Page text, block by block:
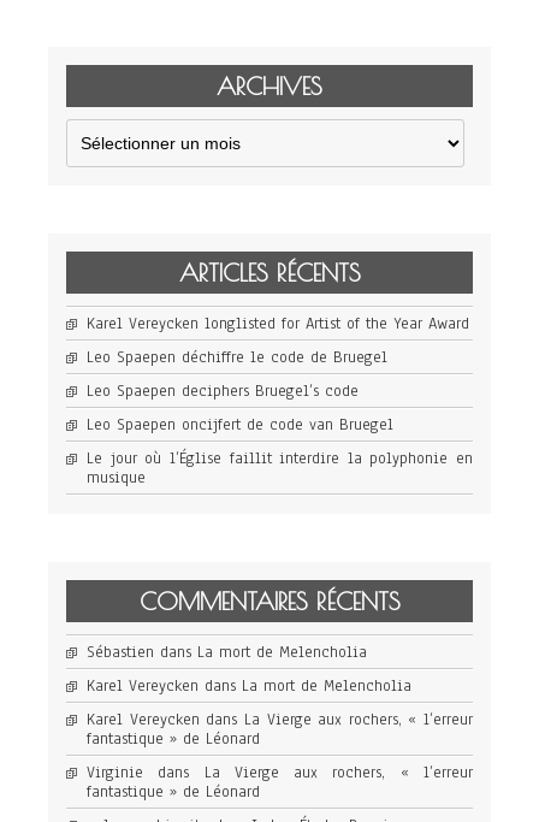
ARCHIVES
Archives
ARTICLES RÉCENTS
Karel Vereycken longlisted for Artist of the Year Award
Leo Spaepen déchiffre le code de Bruegel
Leo Spaepen deciphers Bruegel’s code
Leo Spaepen oncijfert de code van Bruegel
Le jour où l’Église faillit interdire la polyphonie en
musique
COMMENTAIRES RÉCENTS
Sébastien dans La mort de Melencholia
Karel Vereycken dans La mort de Melencholia
Karel Vereycken dans La Vierge aux rochers, « l’erreur
fantastique » de Léonard
Virginie dans La Vierge aux rochers, « l’erreur
fantastique » de Léonard